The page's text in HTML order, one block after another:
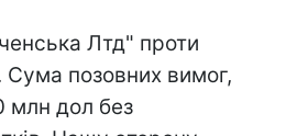
Лтд" проти
позовних вимог,
млн дол без